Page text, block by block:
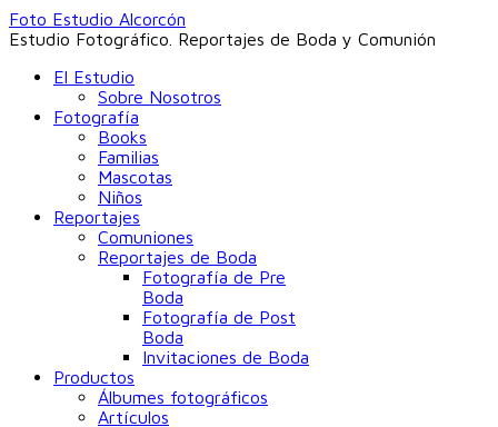
Foto Estudio Alcorcón
Estudio Fotográfico. Reportajes de Boda y Comunión
El Estudio
Sobre Nosotros
Fotografía
Books
Familias
Mascotas
Niños
Reportajes
Comuniones
Reportajes de Boda
Fotografía de Pre
Boda
Fotografía de Post
Boda
Invitaciones de Boda
Productos
Álbumes fotográficos
Artículos